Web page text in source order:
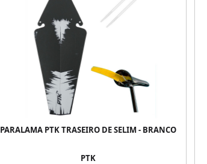
PARALAMA PTK TRASEIRO DE SELIM - BRANCO
PTK